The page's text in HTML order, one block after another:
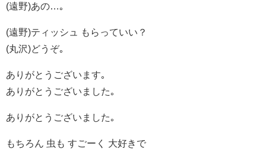
(遠野)あの…｡
(遠野)ティッシュ もらっていい？
(丸沢)どうぞ｡
ありがとうございます｡
ありがとうございました｡
ありがとうございました｡
もちろん 虫も すごーく 大好きで